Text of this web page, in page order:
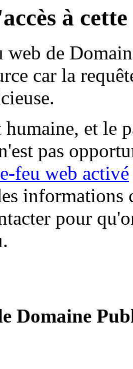
à
web de
car la
et le
pas
feu web activé
informations
pour
Domaine